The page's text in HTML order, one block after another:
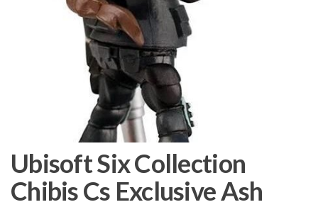
Ubisoft Six Collection
Chibis Cs Exclusive Ash